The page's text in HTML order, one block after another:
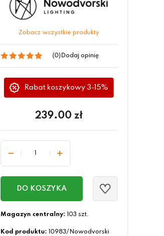
Zobacz wszystkie produkty
(0) Dodaj opinię
Rabat koszykowy 3-15%
239.00 zł
DO KOSZYKA
Magazyn centralny: 103 szt.
Kod produktu:
10983/Nowodvorski